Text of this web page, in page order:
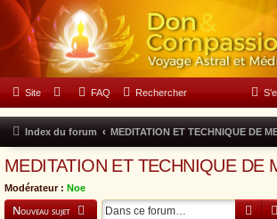
Forum Don &
Site FAQ Rechercher
Index du forum MEDITATION ET TECHNIQUE DE
MEDITATION ET TECHNIQUE DE
Modérateur : Noe
Nouveau sujet